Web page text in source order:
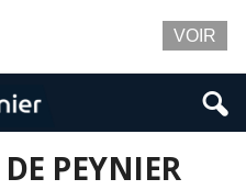
PEYNIER
VOIR